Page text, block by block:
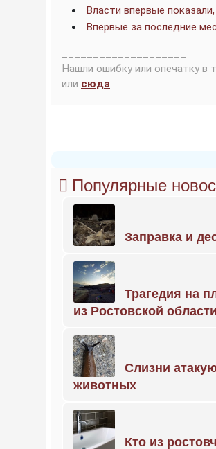
Власти впервые
Впервые за последние
Нашли ошибку или опечатку в
или сюда.
Популярные
Заправка и
Трагедия на
из Ростовской области
Слизни
животных
Кто из